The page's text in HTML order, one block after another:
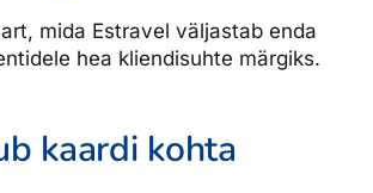
mida Estravel väljastab enda
hea kliendisuhte märgiks.
kaardi kohta